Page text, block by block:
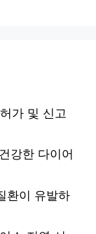
가 및 신고
강한 다이어
환이 유발하